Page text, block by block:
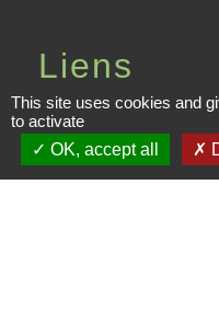
Liens
Observatoire 41
Service public
This site uses cookies and
to activate
OK, accept all